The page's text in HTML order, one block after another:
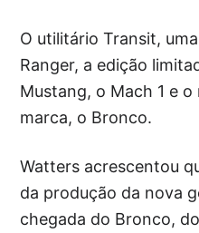
O utilitário Transit,
Ranger, a edição
Mustang, o Mach 1 e
marca, o Bronco.
Watters acrescentou
da produção da nova
chegada do Bronco,